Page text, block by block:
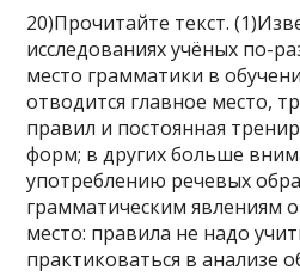
20)Прочитайте текст.
исследованиях учёных по-
место грамматики в
отводится главное место,
правил и постоянная
форм; в других больше
употреблению речевых
грамматическим явлениям
место: правила не надо
практиковаться в анализе